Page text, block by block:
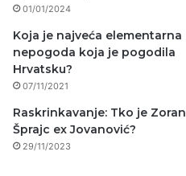
01/01/2024
Koja je najveća elementarna
nepogoda koja je pogodila
Hrvatsku?
07/11/2021
Raskrinkavanje: Tko je Zoran
Šprajc ex Jovanović?
29/11/2023